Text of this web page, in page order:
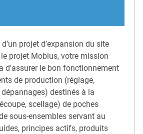
projet d’expansion du site
projet Mobius, votre mission
d'assurer le bon fonctionnement
de production (réglage,
destinés à la
scellage) de poches
sous-ensembles servant au
principes actifs, produits